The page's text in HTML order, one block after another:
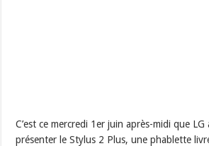
C’est ce mercredi 1er juin après-midi que
présenter le Stylus 2 Plus, une phablette